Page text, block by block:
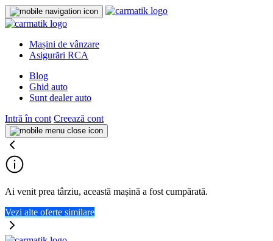
Mașini de vânzare
Asigurări RCA
Blog
Ghid auto
Sunt dealer auto
Intră în cont Creează cont
Ai venit prea târziu, această mașină a fost cumpărată.
Vezi alte oferte similare